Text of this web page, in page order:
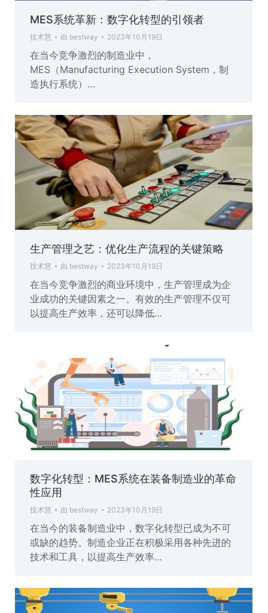
MES系统革新：数字化转型的引领者
技术慧 由 bestway 2023年10月19日
在当今竞争激烈的制造业中，
MES（Manufacturing Execution System，制
造执行系统）…
生产管理之艺：优化生产流程的关键策略
技术慧 由 bestway 2023年10月19日
在当今竞争激烈的商业环境中，生产管理成为企
业成功的关键因素之一。有效的生产管理不仅可
以提高生产效率，还可以降低…
数字化转型：MES系统在装备制造业的革命
性应用
技术慧 由 bestway 2023年10月19日
在当今的装备制造业中，数字化转型已成为不可
或缺的趋势。制造企业正在积极采用各种先进的
技术和工具，以提高生产效率…